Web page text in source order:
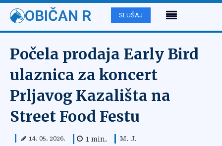
OBIČAN R SLUŠAJ
Počela prodaja Early Bird
ulaznica za koncert
Prljavog Kazališta na
Street Food Festu
14. 05. 2026. 1 min. M. J.